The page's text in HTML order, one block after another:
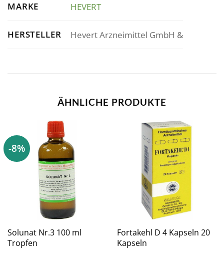
MARKE HEVERT
HERSTELLER Hevert Arzneimittel GmbH &
ÄHNLICHE PRODUKTE
-8%
Solunat Nr.3 100 ml
Tropfen
Fortakehl D 4 Kapseln 20
Kapseln